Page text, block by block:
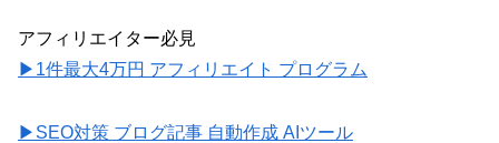
アフィリエイター必見
▶1件最大4万円 アフィリエイト プログラム
▶SEO対策 ブログ記事 自動作成 AIツール